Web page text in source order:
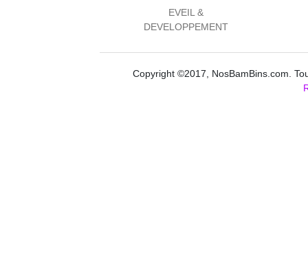
EVEIL &
DEVELOPPEMENT
Copyright ©2017, NosBamBins.com.